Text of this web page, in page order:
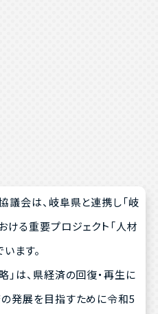
議会は、岐阜県と連携し「岐
ける重要プロジェクト「人材
ます。
は、県経済の回復・再生に
発展を目指すために令和5